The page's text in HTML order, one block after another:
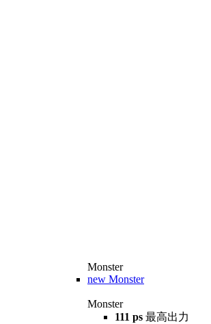
Monster
new Monster
Monster
111 ps 最高出力